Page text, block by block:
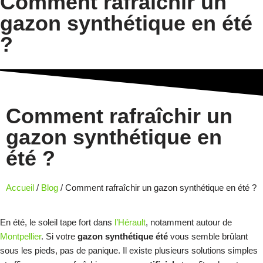
gazon synthétique en été
?
Comment rafraîchir un
gazon synthétique en
été ?
Accueil / Blog / Comment rafraîchir un gazon synthétique en été ?
En été, le soleil tape fort dans l’Hérault, notamment autour de
Montpellier. Si votre gazon synthétique été vous semble brûlant
sous les pieds, pas de panique. Il existe plusieurs solutions simples